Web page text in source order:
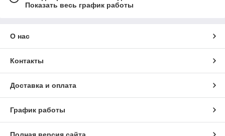
Показать весь график работы
О нас
Контакты
Доставка и оплата
График работы